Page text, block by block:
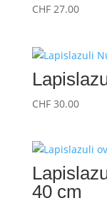
CHF27.00
CHF30.00
40 cm